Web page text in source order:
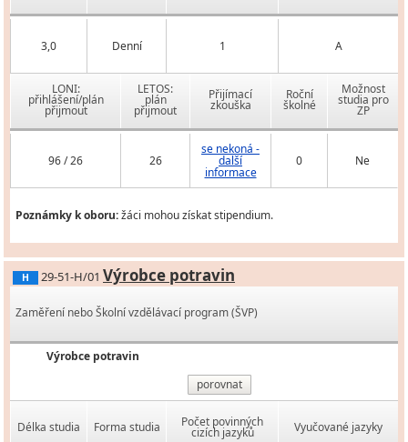
3,0 Denní 1 A
LONI:
přihlášení/plán
přijmout
LETOS:
plán
přijmout
Přijímací
zkouška
Roční
školné
Možnost
studia pro
ZP
96 / 26 26
se nekoná -
další
informace
0 Ne
Poznámky k oboru:žáci mohou získat stipendium.
H 29-51-H/01 Výrobce potravin
Zaměření nebo Školní vzdělávací program (ŠVP)
Výrobce potravin
porovnat
Délka studia Forma studia Počet povinných
cizích jazyků Vyučované jazyky